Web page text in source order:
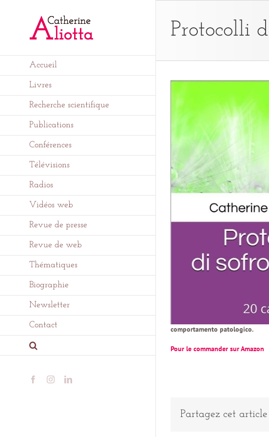
Accueil
Livres
Recherche scientifique
Publications
Conférences
Télévisions
Radios
Vidéos web
Revue de presse
Revue de web
Thématiques
Biographie
Newsletter
Contact
FacebookInstagramLinkedIn
Protocolli
comportamento patologico.
Pour le commander sur Amazon
Partagez cet